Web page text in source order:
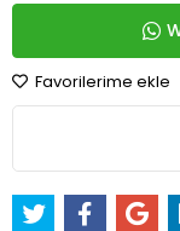
Favorilerime ekle